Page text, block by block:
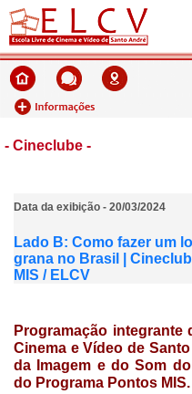
- Cineclube -
Data da exibição - 20/03/2024
Lado B: Como fazer um
grana no Brasil |
MIS / ELCV
Programação integrante
Cinema e Vídeo de
da Imagem e do Som
do Programa Pontos MIS.